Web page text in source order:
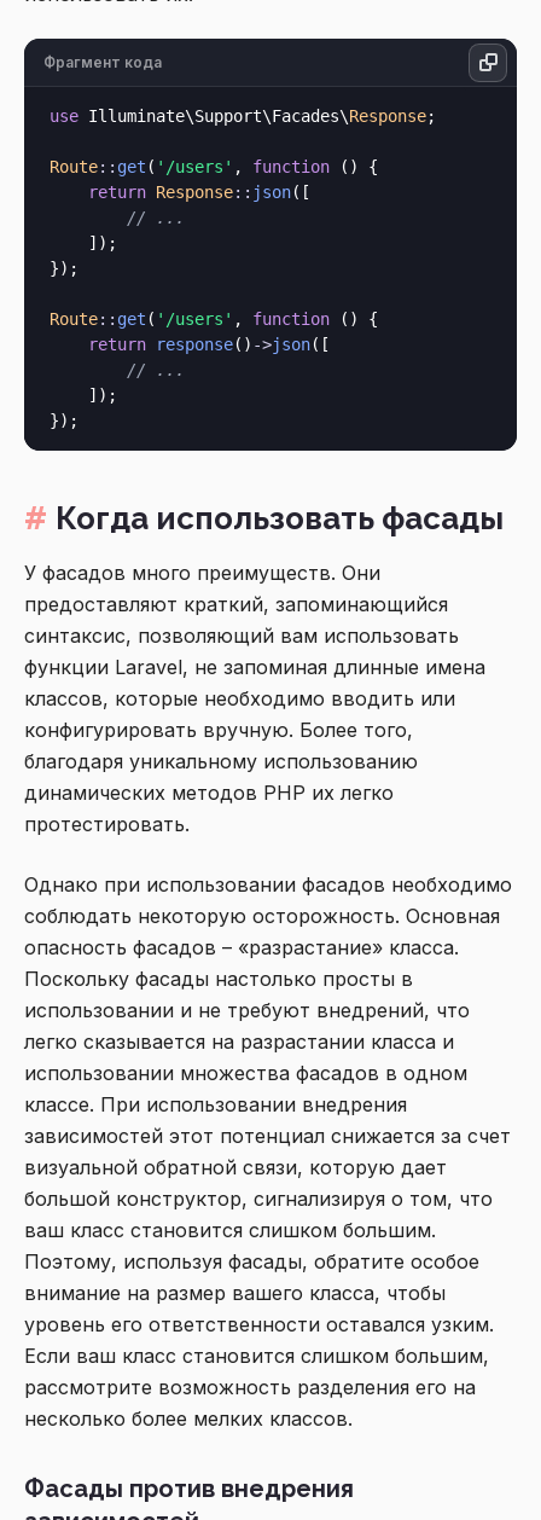
Фрагмент кода
use Illuminate\Support\Facades\Response;
Route:: get ( '/users' , function () {
return Response:: json([
// ...
    ]);
});
Route:: get ( '/users' , function () {
return
response() ->json([
// ...
    ]);
Когда использовать фасады
У фасадов много преимуществ. Они
предоставляют краткий, запоминающийся
синтаксис, позволяющий вам использовать
функции Laravel, не запоминая длинные имена
классов, которые необходимо вводить или
конфигурировать вручную. Более того,
благодаря уникальному использованию
динамических методов PHP их легко
протестировать.
Однако при использовании фасадов необходимо
соблюдать некоторую осторожность. Основная
опасность фасадов – «разрастание» класса.
Поскольку фасады настолько просты в
использовании и не требуют внедрений, что
легко сказывается на разрастании класса и
использовании множества фасадов в одном
классе. При использовании внедрения
зависимостей этот потенциал снижается за счет
визуальной обратной связи, которую дает
большой конструктор, сигнализируя о том, что
ваш класс становится слишком большим.
Поэтому, используя фасады, обратите особое
внимание на размер вашего класса, чтобы
уровень его ответственности оставался узким.
Если ваш класс становится слишком большим,
рассмотрите возможность разделения его на
несколько более мелких классов.
Фасады против внедрения